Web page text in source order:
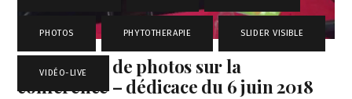
PHOTOS PHYTOTHERAPIE SLIDER VISIBLE
VIDÉO-LIVE
Diaporama de photos sur la
conférence – dédicace du 6 juin 2018